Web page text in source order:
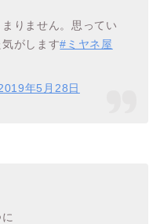
りません。思ってい
がします#ミヤネ屋
年5月28日